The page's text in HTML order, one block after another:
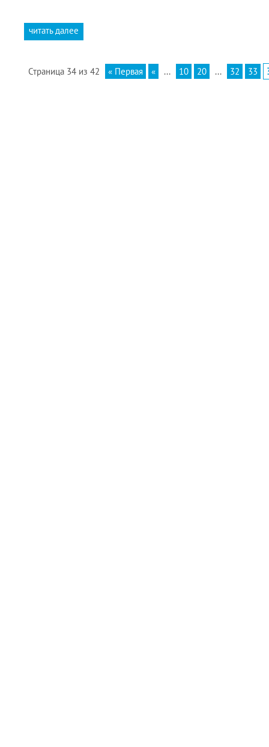
читать далее
Страница 34 из 42 « Первая « ... 10 20 ... 32 33